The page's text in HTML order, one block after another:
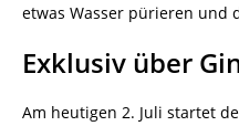
etwas Wasser pürieren und
Exklusiv über
Am heutigen 2. Juli startet